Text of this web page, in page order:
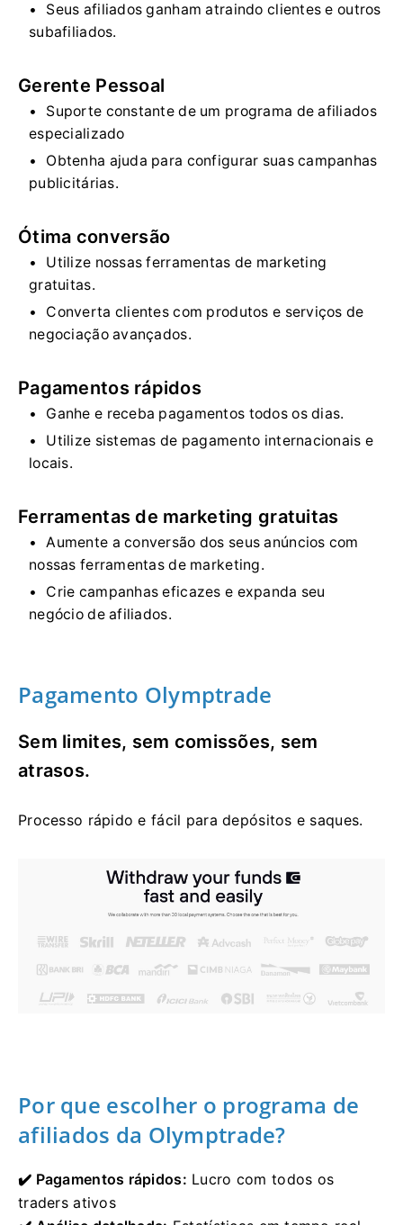
Seus afiliados ganham atraindo clientes e outros
subafiliados.
Gerente Pessoal
Suporte constante de um programa de afiliados
especializado
Obtenha ajuda para configurar suas campanhas
publicitárias.
Ótima conversão
Utilize nossas ferramentas de marketing
gratuitas.
Converta clientes com produtos e serviços de
negociação avançados.
Pagamentos rápidos
Ganhe e receba pagamentos todos os dias.
Utilize sistemas de pagamento internacionais e
locais.
Ferramentas de marketing gratuitas
Aumente a conversão dos seus anúncios com
nossas ferramentas de marketing.
Crie campanhas eficazes e expanda seu
negócio de afiliados.
Pagamento Olymptrade
Sem limites, sem comissões, sem
atrasos.
Processo rápido e fácil para depósitos e saques.
Por que escolher o programa de
afiliados da Olymptrade?
✔️ Pagamentos rápidos: Lucro com todos os
traders ativos